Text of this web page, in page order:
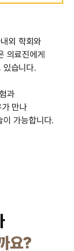
외 학회와
의료진에게
있습니다.
과
만나
가능합니다.
요?